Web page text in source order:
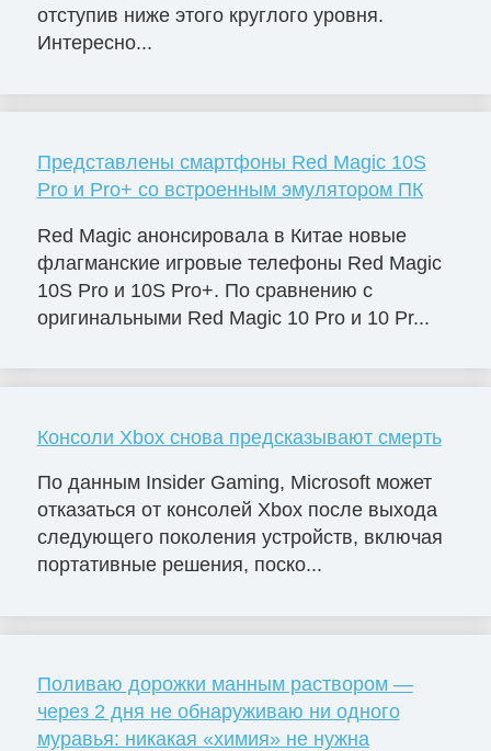
отступив ниже этого круглого уровня.
Интересно...
Представлены смартфоны Red Magic 10S
Pro и Pro+ со встроенным эмулятором ПК
Red Magic анонсировала в Китае новые
флагманские игровые телефоны Red Magic
10S Pro и 10S Pro+. По сравнению с
оригинальными Red Magic 10 Pro и 10 Pr...
Консоли Xbox снова предсказывают смерть
По данным Insider Gaming, Microsoft может
отказаться от консолей Xbox после выхода
следующего поколения устройств, включая
портативные решения, поско...
Поливаю дорожки манным раствором —
через 2 дня не обнаруживаю ни одного
муравья: никакая «химия» не нужна